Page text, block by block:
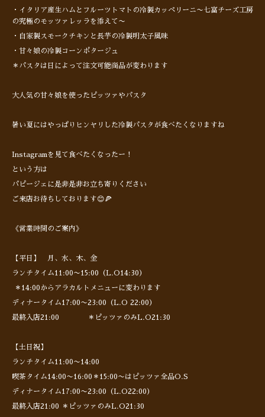
・イタリア産生ハムとフルーツトマトの冷製カッペリーニ〜七富チーズ工房
の究極のモッツァレッラを添えて〜
・自家製スモークチキンと長芋の冷製明太子風味
・甘々娘の冷製コーンポタージュ
＊パスタは日によって注文可能商品が変わります
大人気の甘々娘を使ったピッツァやパスタ
暑い夏にはやっぱりヒンヤリした冷製パスタが食べたくなりますね
Instagramを見て食べたくなったー！
という方は
パピージェに是非是非お立ち寄りください
ご来店お待ちしております😊🍕
《営業時間のご案内》
【平日】 月、水、木、金
ランチタイム11:00〜15:00（L.O14:30）
＊14:00からアラカルトメニューに変わります
ディナータイム17:00〜23:00（L.O 22:00）
最終入店21:00 ＊ピッツァのみL.O21:30
【土日祝】
ランチタイム11:00〜14:00
喫茶タイム14:00〜16:00＊15:00〜はピッツァ全品O.S
ディナータイム17:00〜23:00（L.O22:00）
最終入店21:00 ＊ピッツァのみL.O21:30